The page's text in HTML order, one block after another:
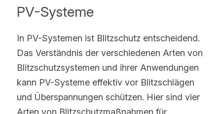
PV-Systeme
In PV-Systemen ist Blitzschutz entscheidend.
Das Verständnis der verschiedenen Arten von
Blitzschutzsystemen und ihrer Anwendungen
kann PV-Systeme effektiv vor Blitzschlägen
und Überspannungen schützen. Hier sind vier
Arten von Blitzschutzmaßnahmen für